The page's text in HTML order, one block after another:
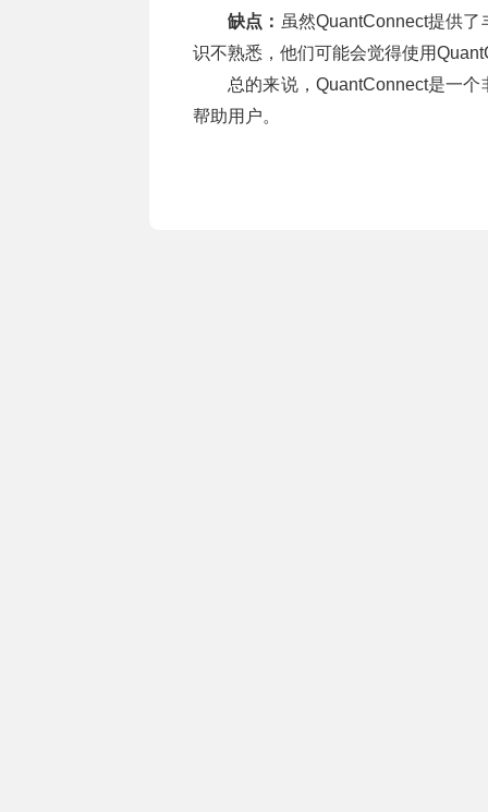
缺点： 虽然QuantConnect提供
识不熟悉，他们可能会觉得使用
总的来说，QuantConnect是一
帮助用户。